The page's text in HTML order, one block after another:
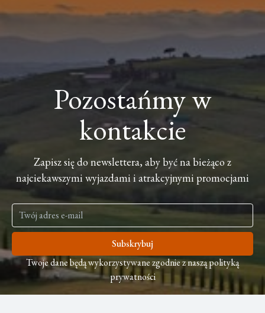
Pozostańmy w
kontakcie
Zapisz się do newslettera, aby być na bieżąco z
najciekawszymi wyjazdami i atrakcyjnymi promocjami
Subskrybuj
Twoje dane będą wykorzystywane zgodnie z naszą polityką
prywatności